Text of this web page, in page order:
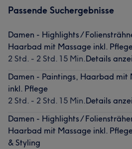
Passende Suchergebnisse
Damen - Highlights /
Haarbad mit Massage inkl.
2 Std. - 2 Std. 15 Min.Details
Damen - Paintings, Haarbad mit
inkl. Pflege
2 Std. - 2 Std. 15 Min.Details
Damen - Highlights /
Haarbad mit Massage inkl.
& Styling